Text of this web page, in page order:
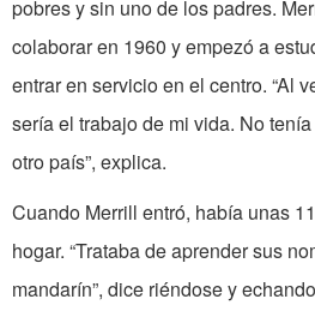
pobres y sin uno de los padres.
colaborar en 1960 y empezó a
entrar en servicio en el centro. “Al
sería el trabajo de mi vida. No
otro país”, explica.
Cuando Merrill entró, había unas
hogar. “Trataba de aprender sus
mandarín”, dice riéndose y